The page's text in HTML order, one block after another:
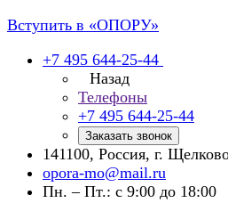
Вступить в «ОПОРУ»
+7 495 644-25-44
Назад
Телефоны
+7 495 644-25-44
Заказать звонок
141100, Россия, г.
opora-mo@mail.ru
Пн. – Пт.: с 9:00 до 18:00